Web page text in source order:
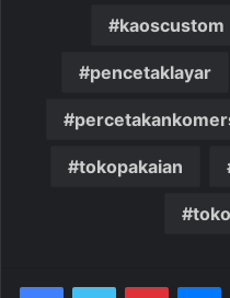
kaoscustom
pencetaklayar
tokopakaian